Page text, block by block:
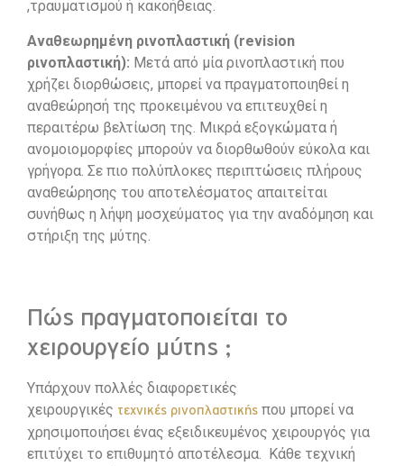
,τραυματισμού ή κακοήθειας.
Αναθεωρημένη ρινοπλαστική (revision
ρινοπλαστική): Μετά από μία ρινοπλαστική που
χρήζει διορθώσεις, μπορεί να πραγματοποιηθεί η
αναθεώρησή της προκειμένου να επιτευχθεί η
περαιτέρω βελτίωση της. Μικρά εξογκώματα ή
ανομοιομορφίες μπορούν να διορθωθούν εύκολα και
γρήγορα. Σε πιο πολύπλοκες περιπτώσεις πλήρους
αναθεώρησης του αποτελέσματος απαιτείται
συνήθως η λήψη μοσχεύματος για την αναδόμηση και
στήριξη της μύτης.
Πώς πραγματοποιείται το
χειρουργείο μύτης ;
Υπάρχουν πολλές διαφορετικές
χειρουργικές τεχνικές ρινοπλαστικής που μπορεί να
χρησιμοποιήσει ένας εξειδικευμένος χειρουργός για
επιτύχει το επιθυμητό αποτέλεσμα. Κάθε τεχνική